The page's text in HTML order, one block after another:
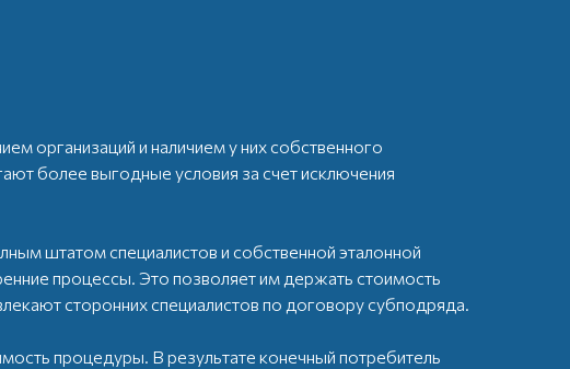
организаций и наличием у них собственного
более выгодные условия за счет исключения
штатом специалистов и собственной эталонной
процессы. Это позволяет им держать стоимость
сторонних специалистов по договору субподряда.
процедуры. В результате конечный потребитель